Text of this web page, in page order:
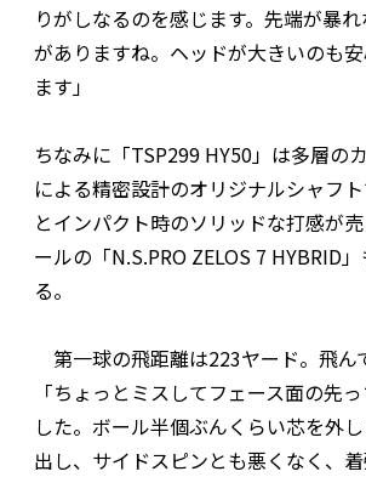
りがしなるのを感じます。先端が暴
がありますね。ヘッドが大きいのも
ます」
ちなみに「TSP299 HY50」は多層の
による精密設計のオリジナルシャフ
とインパクト時のソリッドな打感が
ールの「N.S.PRO ZELOS 7 HYBRID
る。
第一球の飛距離は223ヤード。飛ん
「ちょっとミスしてフェース面の先
した。ボール半個ぶんくらい芯を外
出し、サイドスピンとも悪くなく、